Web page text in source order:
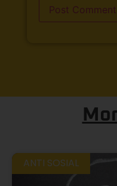
ANTI SOSIAL